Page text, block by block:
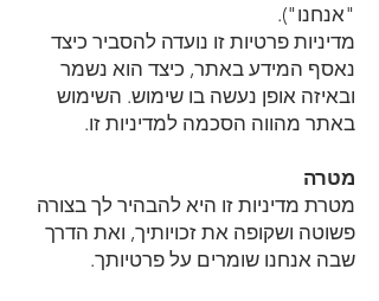
"אנחנו").
מדיניות פרטיות זו נועדה להסביר כיצד
נאסף המידע באתר, כיצד הוא נשמר
ובאיזה אופן נעשה בו שימוש. השימוש
באתר מהווה הסכמה למדיניות זו.
מטרה
מטרת מדיניות זו היא להבהיר לך בצורה
פשוטה ושקופה את זכויותיך, ואת הדרך
שבה אנחנו שומרים על פרטיותך.